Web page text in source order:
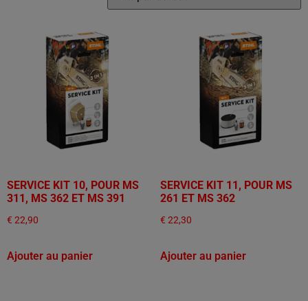
SERVICE KIT 10, POUR MS
311, MS 362 ET MS 391
€ 22,90
Ajouter au panier
SERVICE KIT 11, POUR MS
261 ET MS 362
€ 22,30
Ajouter au panier